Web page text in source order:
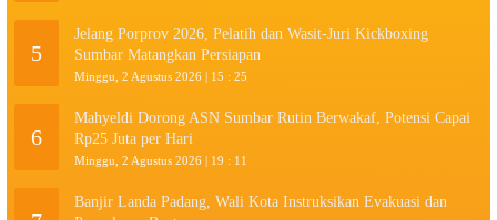
5
Jelang Porprov 2026, Pelatih dan Wasit-Juri Kickboxing
Sumbar Matangkan Persiapan
Minggu, 2 Agustus 2026 | 15 : 25
6
Mahyeldi Dorong ASN Sumbar Rutin Berwakaf, Potensi Capai
Rp25 Juta per Hari
Minggu, 2 Agustus 2026 | 19 : 11
Banjir Landa Padang, Wali Kota Instruksikan Evakuasi dan